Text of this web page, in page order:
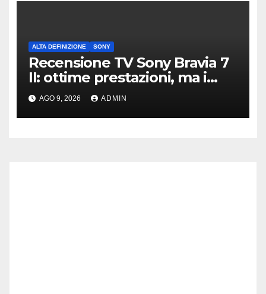
ALTA DEFINIZIONE SONY
Recensione TV Sony Bravia 7
II: ottime prestazioni, ma i
Mini LED RGB costano
AGO 9, 2026 ADMIN